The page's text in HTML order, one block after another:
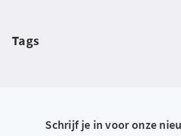
Tags
Schrijf je in voor onze